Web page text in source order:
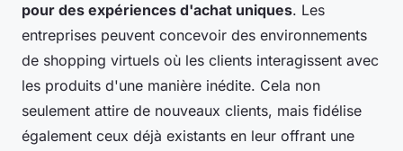
pour des expériences d'achat uniques. Les
entreprises peuvent concevoir des environnements
de shopping virtuels où les clients interagissent avec
les produits d'une manière inédite. Cela non
seulement attire de nouveaux clients, mais fidélise
également ceux déjà existants en leur offrant une